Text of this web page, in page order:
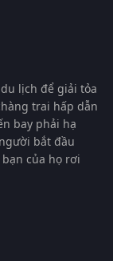
lịch để giải tỏa
trai hấp dẫn
bay phải hạ
bắt đầu
của họ rơi